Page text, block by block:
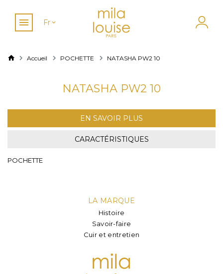
Fr
Accueil POCHETTE NATASHA PW2 10
NATASHA PW2 10
EN SAVOIR PLUS
CARACTÉRISTIQUES
POCHETTE
LA MARQUE
Histoire
Savoir-faire
Cuir et entretien